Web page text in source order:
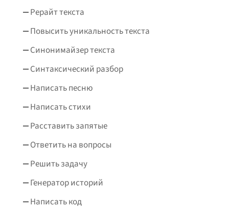
Рерайт текста
Повысить уникальность текста
Синонимайзер текста
Синтаксический разбор
Написать песню
Написать стихи
Расставить запятые
Ответить на вопросы
Решить задачу
Генератор историй
Написать код